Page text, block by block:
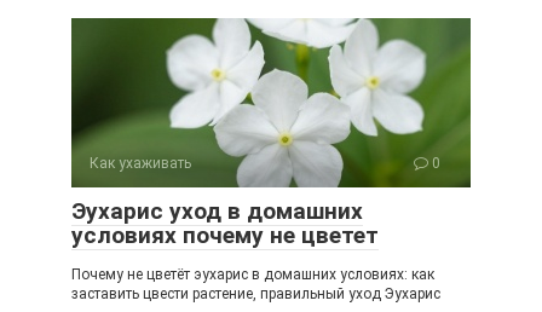
Как ухаживать 0
Эухарис уход в домашних
условиях почему не цветет
Почему не цветёт эухарис в домашних условиях: как
заставить цвести растение, правильный уход Эухарис